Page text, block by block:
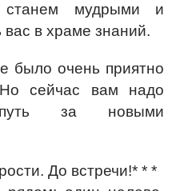
станем мудрыми и
в храме знаний.
было очень приятно
сейчас вам надо
за новыми
До встречи!* * *